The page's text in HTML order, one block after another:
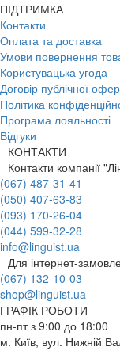
ПІДТРИМКА
Контакти
Оплата та доставка
Умови повернення
Користувацька угода
Договір публічної
Політика
Програма лояльності
Відгуки
КОНТАКТИ
Контакти компанії
(067) 487-31-41
(050) 407-63-83
(093) 170-26-04
(044) 599-32-28
info@linguist.ua
Для інтернет-
(067) 132-10-03
shop@linguist.ua
ГРАФІК РОБОТИ
пн-пт з 9:00 до 18:00
м. Київ, вул. Нижній